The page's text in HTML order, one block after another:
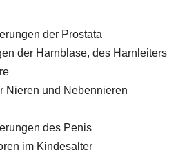
der Prostata
der Harnblase, des Harnleiters
Nieren und Nebennieren
des Penis
im Kindesalter